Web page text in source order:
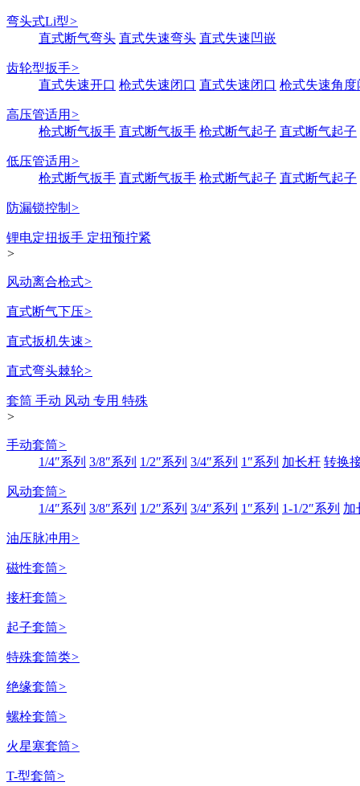
弯头式Li型>
直式断气弯头 直式失速弯头 直式失速凹嵌
齿轮型扳手>
直式失速开口 枪式失速闭口 直式失速闭口 枪式失速角度
高压管适用 >
枪式断气扳手 直式断气扳手 枪式断气起子 直式断气起子
低压管适用 >
枪式断气扳手 直式断气扳手 枪式断气起子 直式断气起子
防漏锁控制 >
锂电定扭扳手 定扭预拧紧
>
风动离合枪式>
直式断气下压>
直式扳机失速>
直式弯头棘轮>
套筒 手动 风动 专用 特殊
>
手动套筒>
1/4″系列 3/8″系列 1/2″系列 3/4″系列 1″系列 加长杆 转换
风动套筒>
1/4″系列 3/8″系列 1/2″系列 3/4″系列 1″系列 1-1/2″系列 加
油压脉冲用 >
磁性套筒>
接杆套筒>
起子套筒>
特殊套筒类>
绝缘套筒>
螺栓套筒>
火星塞套筒>
T-型套筒>